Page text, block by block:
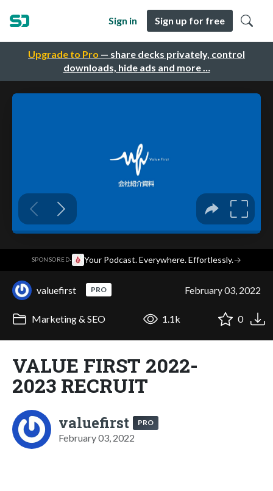
Upgrade to Pro — share decks privately, control
downloads, hide ads and more …
Sign in Sign up for free
SPONSORED· Your Podcast. Everywhere. Effortlessly.→
valuefirst PRO February 03, 2022
Marketing & SEO 1.1k 0
VALUE FIRST 2022-
2023 RECRUIT
valuefirst PRO
February 03, 2022